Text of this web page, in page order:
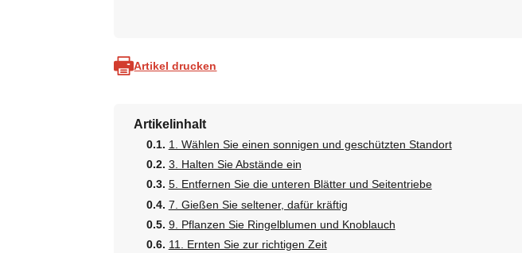
Artikel drucken
Artikelinhalt
1. Wählen Sie einen sonnigen und geschützten Standort
3. Halten Sie Abstände ein
5. Entfernen Sie die unteren Blätter und Seitentriebe
7. Gießen Sie seltener, dafür kräftig
9. Pflanzen Sie Ringelblumen und Knoblauch
11. Ernten Sie zur richtigen Zeit